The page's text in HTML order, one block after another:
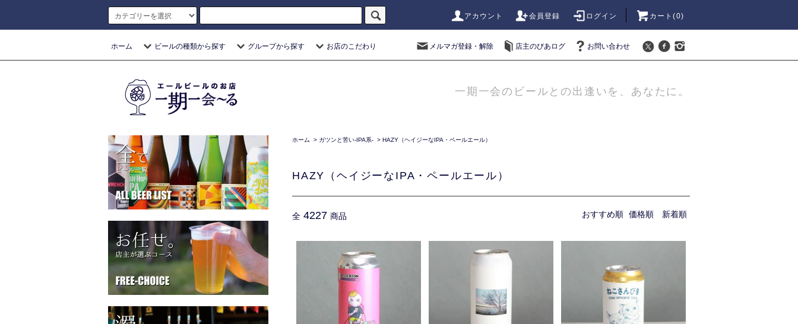
アカウント 会員登録 ログイン カート(0)
ホーム ビールの種類から探す グループから探す お店のこだわり メルマガ登録・解除 店主のびあログ お問い合わせ
一期一会のビールとの出逢いを、あなたに。
ホーム > ガツンと苦い-IPA系- > HAZY（ヘイジーなIPA・ペールエール）
HAZY（ヘイジーなIPA・ペールエール）
全 4227 商品 おすすめ順 価格順 新着順